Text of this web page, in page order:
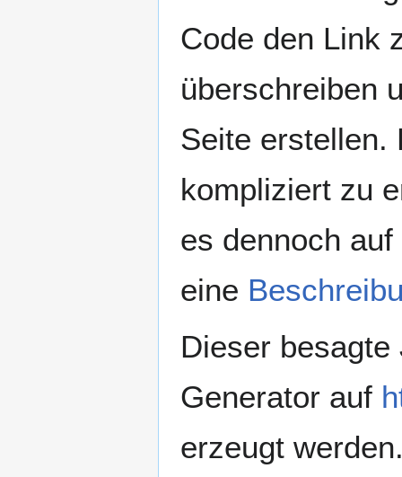
Code den Link
überschreiben
Seite erstellen.
kompliziert zu
es dennoch
eine
Dieser
Generator auf
erzeugt